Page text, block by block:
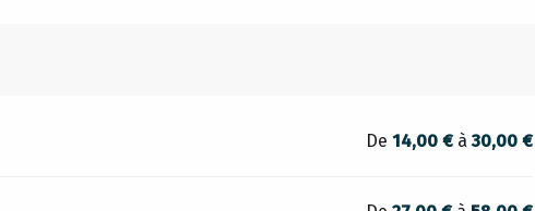
De14,00 €à30,00 €